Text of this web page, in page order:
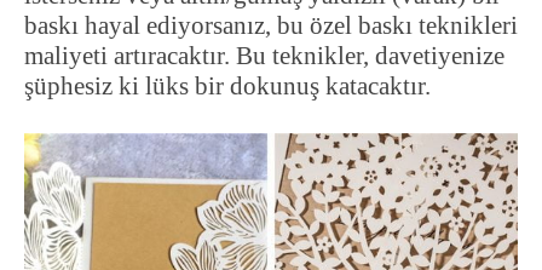
baskı hayal ediyorsanız, bu özel baskı teknikleri
maliyeti artıracaktır. Bu teknikler, davetiyenize
şüphesiz ki lüks bir dokunuş katacaktır.